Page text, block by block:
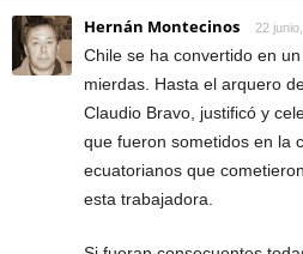
Hernán Montecinos 22
Chile se ha convertido en
mierdas. Hasta el arquero
Claudio Bravo, justificó y
que fueron sometidos en la
ecuatorianos que
esta trabajadora.